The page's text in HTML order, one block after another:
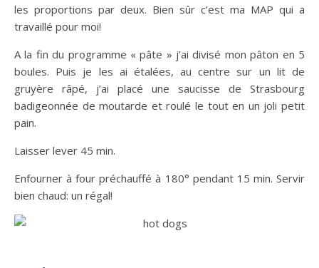
les proportions par deux. Bien sûr c’est ma MAP qui a
travaillé pour moi!
A la fin du programme « pâte » j’ai divisé mon pâton en 5
boules. Puis je les ai étalées, au centre sur un lit de
gruyère râpé, j’ai placé une saucisse de Strasbourg
badigeonnée de moutarde et roulé le tout en un joli petit
pain.
Laisser lever 45 min.
Enfourner à four préchauffé à 180° pendant 15 min. Servir
bien chaud: un régal!